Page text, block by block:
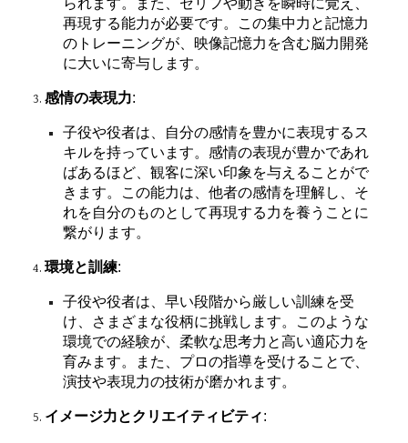
られます。また、セリフや動きを瞬時に覚え、
再現する能力が必要です。この集中力と記憶力
のトレーニングが、映像記憶力を含む脳力開発
に大いに寄与します。
感情の表現力:
子役や役者は、自分の感情を豊かに表現するス
キルを持っています。感情の表現が豊かであれ
ばあるほど、観客に深い印象を与えることがで
きます。この能力は、他者の感情を理解し、そ
れを自分のものとして再現する力を養うことに
繋がります。
環境と訓練:
子役や役者は、早い段階から厳しい訓練を受
け、さまざまな役柄に挑戦します。このような
環境での経験が、柔軟な思考力と高い適応力を
育みます。また、プロの指導を受けることで、
演技や表現力の技術が磨かれます。
イメージ力とクリエイティビティ: